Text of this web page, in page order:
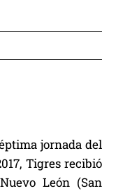
jornada del
Tigres recibió
León (San